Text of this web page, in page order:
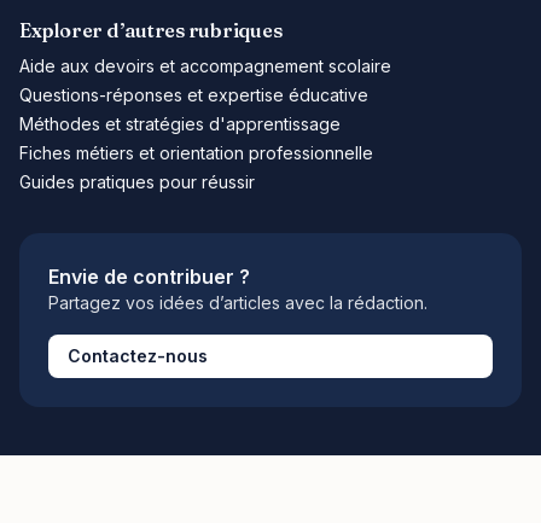
Explorer d’autres rubriques
Aide aux devoirs et accompagnement scolaire
Questions-réponses et expertise éducative
Méthodes et stratégies d'apprentissage
Fiches métiers et orientation professionnelle
Guides pratiques pour réussir
Envie de contribuer ?
Partagez vos idées d’articles avec la rédaction.
Contactez-nous